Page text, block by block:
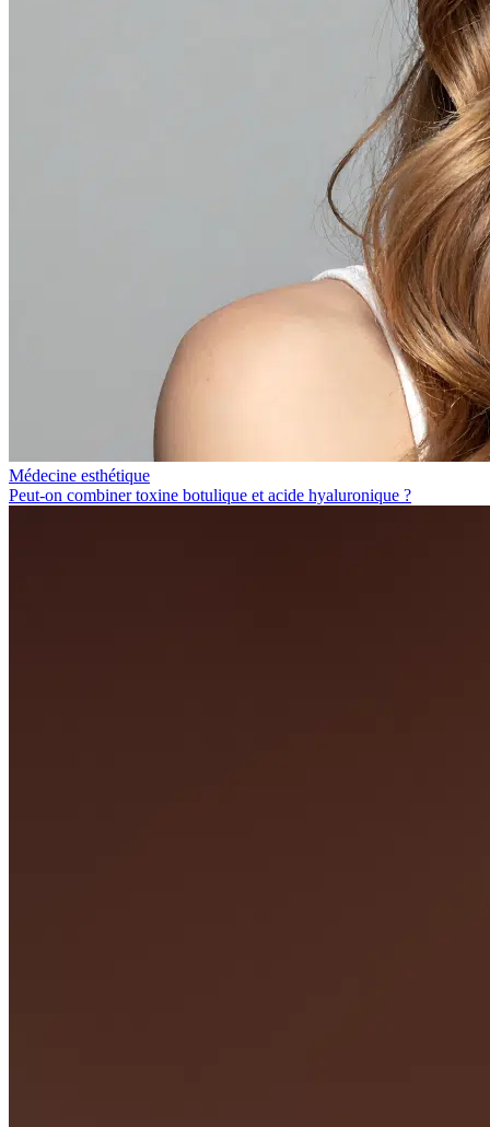
Médecine esthétique
Peut-on combiner toxine botulique et acide hyaluronique ?